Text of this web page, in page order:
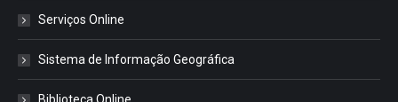
Serviços Online
Sistema de Informação Geográfica